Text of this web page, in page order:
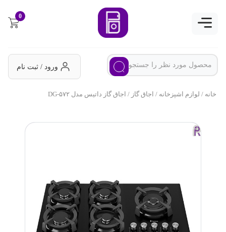
0
ورود / ثبت نام
خانه/ لوازم اشپزخانه/ اجاق گاز/ اجاق گاز داتیس مدل DG-۵۷۲